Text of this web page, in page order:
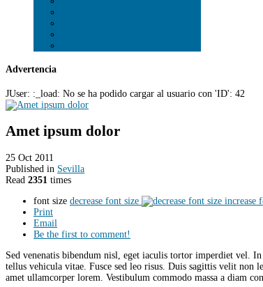
Advertencia
JUser: :_load: No se ha podido cargar al usuario con 'ID': 42
Amet ipsum dolor
25 Oct 2011
Published in Sevilla
Read 2351 times
font size decrease font size
increase
Print
Email
Be the first to comment!
Sed venenatis bibendum nisl, eget iaculis tortor imperdiet vel.
tellus vehicula vitae. Fusce sed leo risus. Duis sagittis velit non
amet ullamcorper lorem. Vestibulum commodo massa a diam